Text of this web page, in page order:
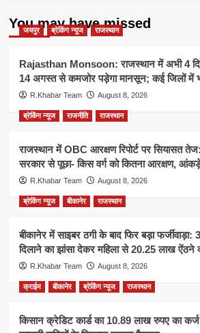
You may have missed
जयपुर ब्रेकिंग न्यूज राजस्थान
Rajasthan Monsoon: राजस्थान में अभी 4
14 अगस्त से कमजोर पड़ेगा मानसून; कई जिलों में
R.Khabar Team August 8, 2026
ब्रेकिंग न्यूज राजनीति राजस्थान
राजस्थान में OBC आरक्षण रिपोर्ट पर सियासत
सरकार से पूछा- किस वर्ग को कितना आरक्षण,
R.Khabar Team August 8, 2026
ब्रेकिंग न्यूज बीकानेर राजस्थान
बीकानेर में साइबर ठगी के बाद फिर बड़ा
दिलाने का झांसा देकर महिला से 20.25 लाख ऐंठने
R.Khabar Team August 8, 2026
क्राईम बीकानेर ब्रेकिंग न्यूज राजस्थान
किसान क्रेडिट कार्ड का 10.89 लाख रुपए का कर्ज